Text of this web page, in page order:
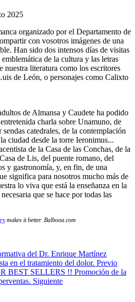
2025
organizado por el Departamento de
con vosotros imágenes de una
Han sido dos intensos días de visitas
de la cultura y las letras
nuestra literatura como los escritores
de León, o personajes como Calixto
de Almansa y Caudete ha podido
charla sobre Unamuno, de
catedrales, de la contemplación
ciudad desde la torre Ieronimus...
de la Casa de las Conchas, de la
de Lis, del puente romano, del
y gastronomía, y, en fin, de una
significa para nosotros mucho más de
lo viva que está la enseñanza en la
que se hace por todas las
makes it better. Balbooa.com
del Dr. Enrique Martínez
en el tratamiento del dolor. Previo
BEST SELLERS !! Promoción de la
Siguiente